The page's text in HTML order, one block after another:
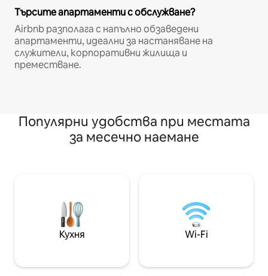
Търсите апартаменти с обслужване?
Airbnb разполага с напълно обзаведени
апартаменти, идеални за настаняване на
служители, корпоративни жилища и
преместване.
Популярни удобства при местата
за месечно наемане
Кухня Wi-Fi